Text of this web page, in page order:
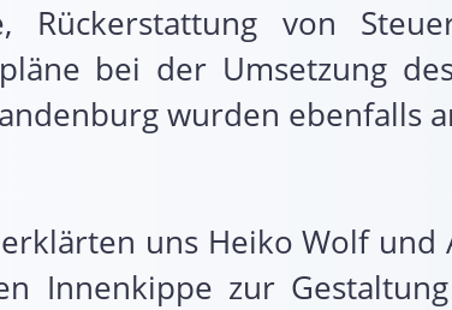
von
bei der Umsetzung
wurden ebenfalls
uns Heiko Wolf und
Innenkippe zur